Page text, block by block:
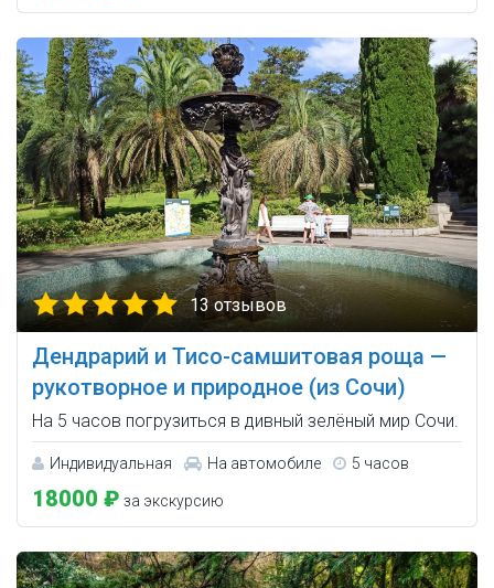
13 отзывов
Дендрарий и Тисо-самшитовая роща —
рукотворное и природное (из Сочи)
На 5 часов погрузиться в дивный зелёный мир Сочи.
Индивидуальная На автомобиле 5 часов
18000 ₽ за экскурсию